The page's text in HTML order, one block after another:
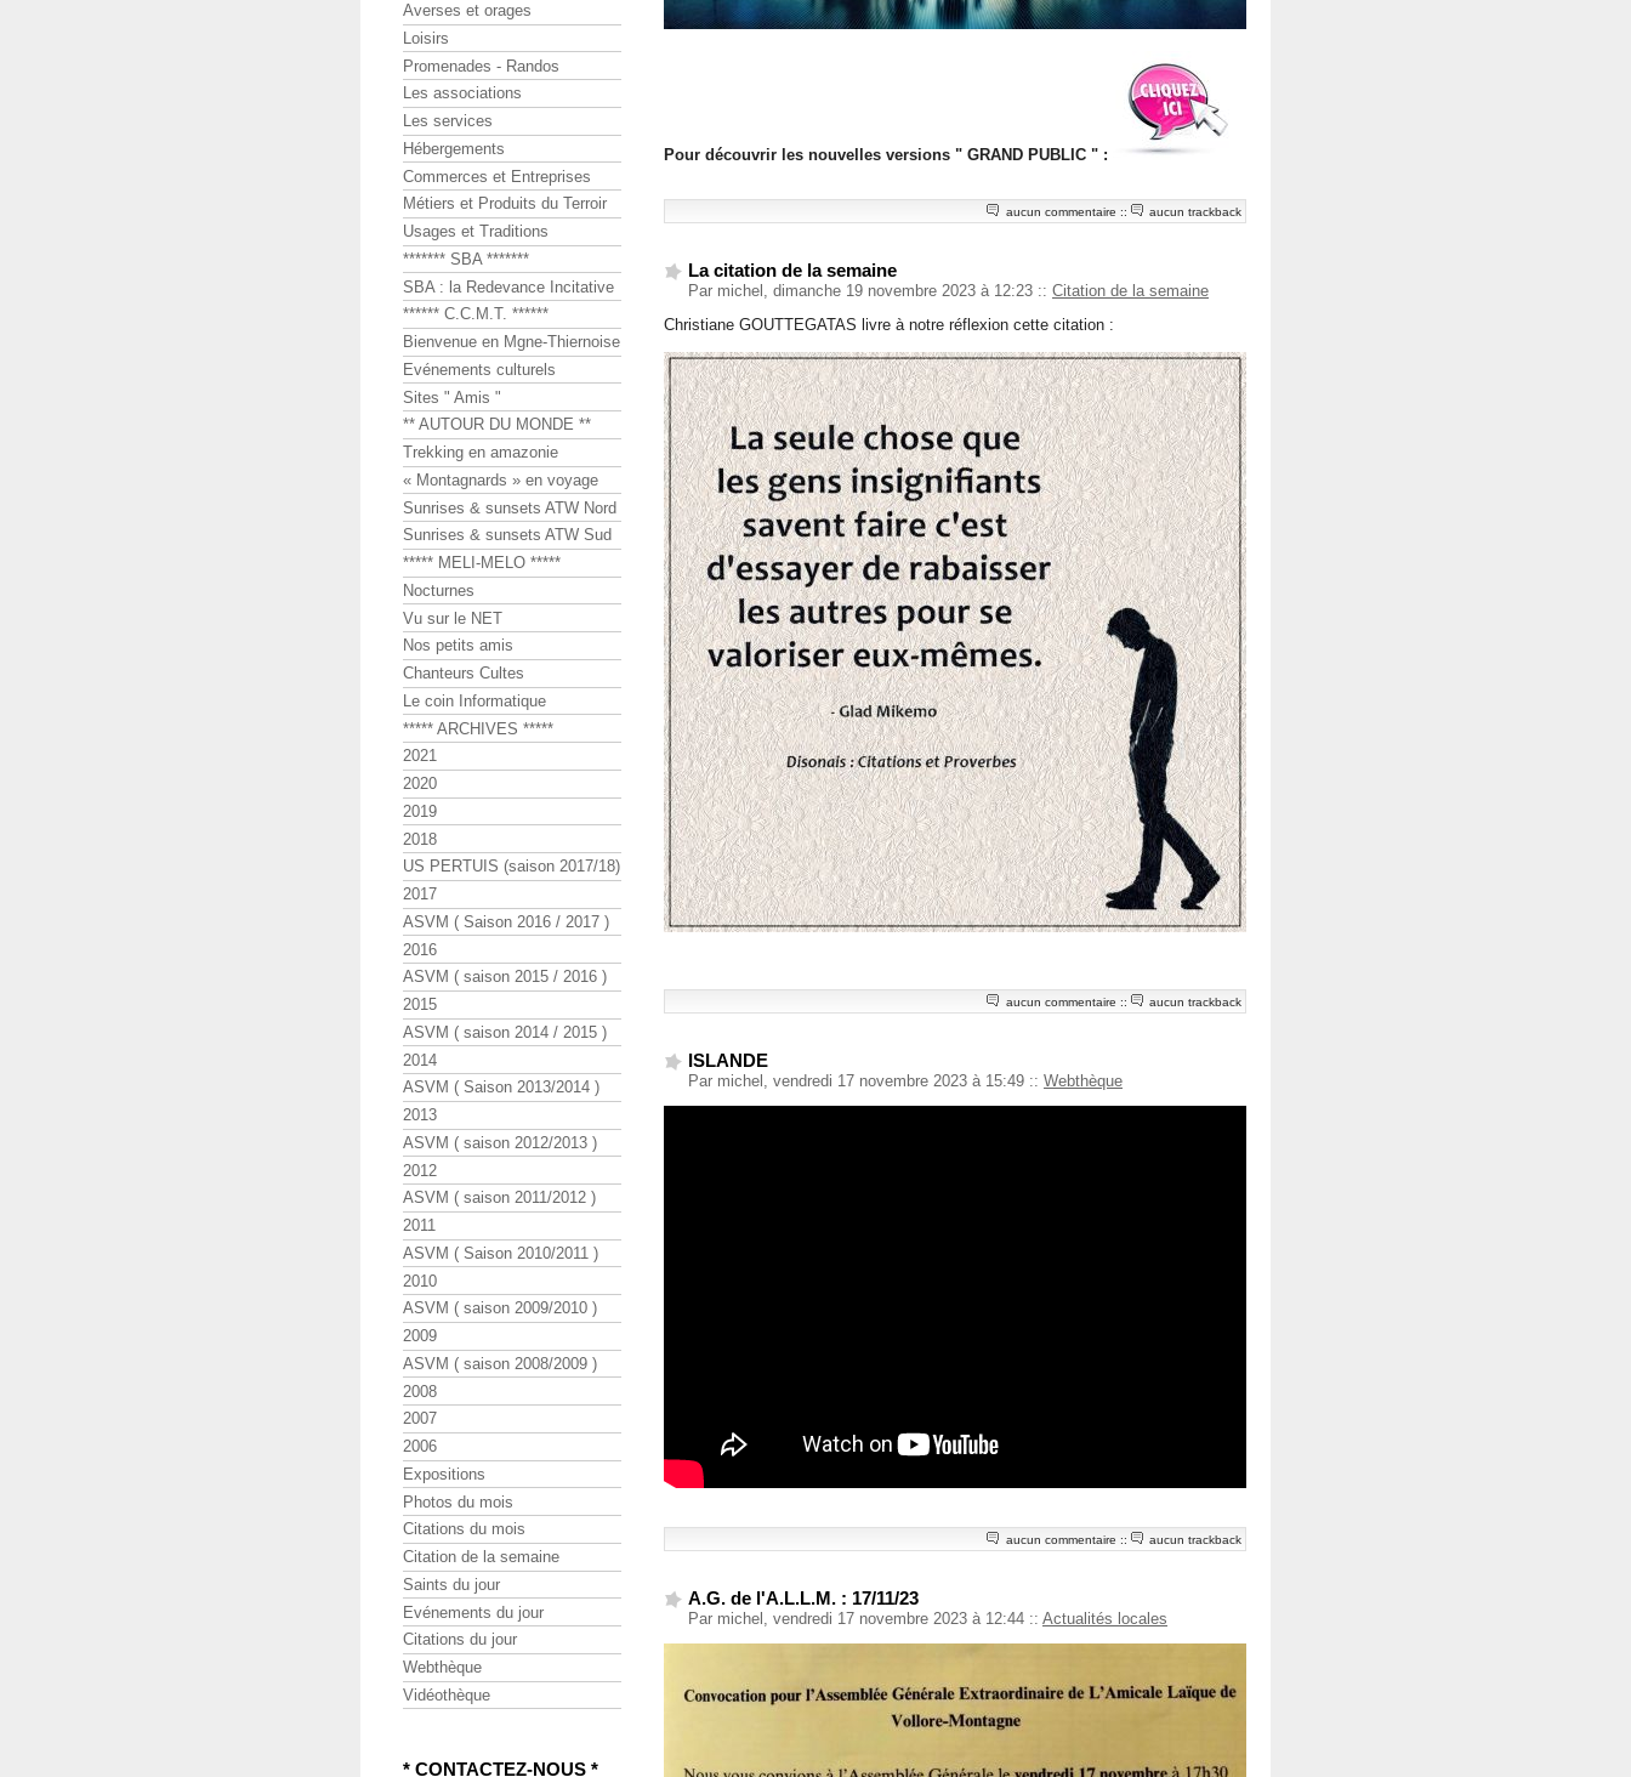
Pour découvrir les nouvelles versions " GRAND PUBLIC " :
aucun commentaire :: aucun trackback
La citation de la semaine
Par michel, dimanche 19 novembre 2023 à 12:23 :: Citation de la semaine
Christiane GOUTTEGATAS livre à notre réflexion cette citation :
aucun commentaire :: aucun trackback
ISLANDE
Par michel, vendredi 17 novembre 2023 à 15:49 :: Webthèque
aucun commentaire :: aucun trackback
A.G. de l'A.L.L.M. : 17/11/23
Par michel, vendredi 17 novembre 2023 à 12:44 :: Actualités locales
Averses et orages
Loisirs
Promenades - Randos
Les associations
Les services
Hébergements
Commerces et Entreprises
Métiers et Produits du Terroir
Usages et Traditions
******* SBA *******
SBA : la Redevance Incitative
****** C.C.M.T. ******
Bienvenue en Mgne-Thiernoise
Evénements culturels
Sites " Amis "
** AUTOUR DU MONDE **
Trekking en amazonie
« Montagnards » en voyage
Sunrises & sunsets ATW Nord
Sunrises & sunsets ATW Sud
***** MELI-MELO *****
Nocturnes
Vu sur le NET
Nos petits amis
Chanteurs Cultes
Le coin Informatique
***** ARCHIVES *****
2021
2020
2019
2018
US PERTUIS (saison 2017/18)
2017
ASVM ( Saison 2016 / 2017 )
2016
ASVM ( saison 2015 / 2016 )
2015
ASVM ( saison 2014 / 2015 )
2014
ASVM ( Saison 2013/2014 )
2013
ASVM ( saison 2012/2013 )
2012
ASVM ( saison 2011/2012 )
2011
ASVM ( Saison 2010/2011 )
2010
ASVM ( saison 2009/2010 )
2009
ASVM ( saison 2008/2009 )
2008
2007
2006
Expositions
Photos du mois
Citations du mois
Citation de la semaine
Saints du jour
Evénements du jour
Citations du jour
Webthèque
Vidéothèque
* CONTACTEZ-NOUS *